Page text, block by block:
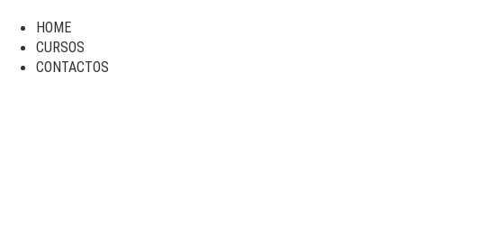
contenido
HOME
CURSOS
CONTACTOS